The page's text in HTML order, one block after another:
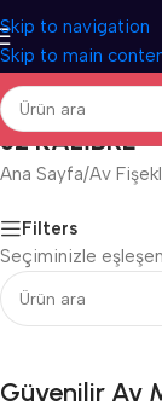
Skip to navigation
Skip to main
32 KALİBRE
Ana Sayfa/Av
Filters
Seçiminizle
Güvenilir Av